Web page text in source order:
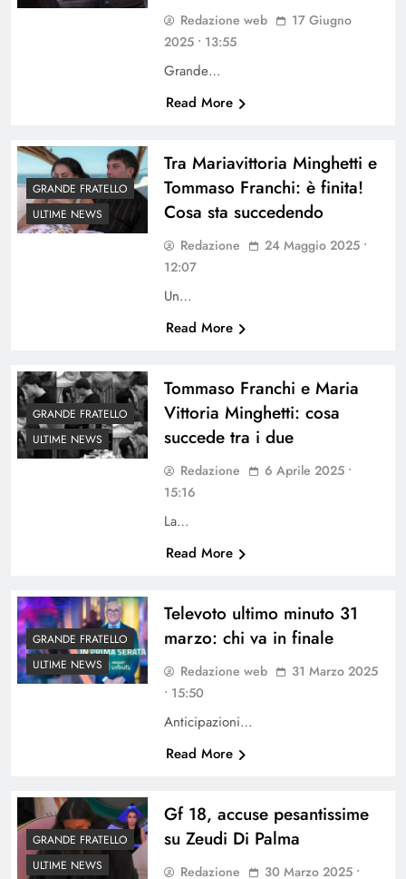
Redazione web
17 Giugno
2025 • 13:55
Grande…
Read More
GRANDE FRATELLO
ULTIME NEWS
Tra Mariavittoria Minghetti e
Tommaso Franchi: è finita!
Cosa sta succedendo
Redazione
24 Maggio 2025 •
12:07
Un…
Read More
GRANDE FRATELLO
ULTIME NEWS
Tommaso Franchi e Maria
Vittoria Minghetti: cosa
succede tra i due
Redazione
6 Aprile 2025 •
15:16
La…
Read More
GRANDE FRATELLO
ULTIME NEWS
Televoto ultimo minuto 31
marzo: chi va in finale
Redazione web
31 Marzo 2025
• 15:50
Anticipazioni…
Read More
GRANDE FRATELLO
ULTIME NEWS
Gf 18, accuse pesantissime
su Zeudi Di Palma
Redazione
30 Marzo 2025 •